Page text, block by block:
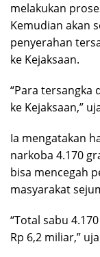
melakukan
Kemudian akan
penyerahan
ke Kejaksaan.
“Para tersangka
ke Kejaksaan,”
Ia mengatakan
narkoba 4.170
bisa mencegah
masyarakat
“Total sabu
Rp 6,2 miliar,”